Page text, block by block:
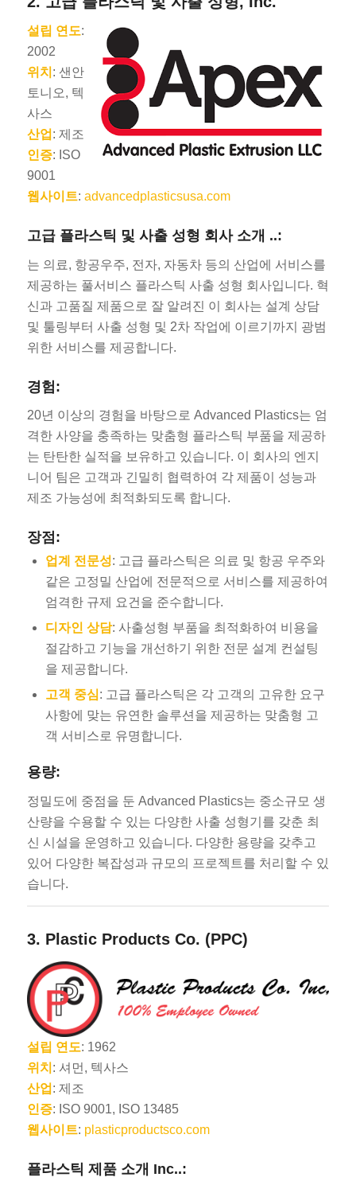
설립 연도:
2002
위치 : 샌안
토니오, 텍
사스
산업 : 제조
인증: ISO
9001
웹사이트: advancedplasticsusa.com
고급 플라스틱 및 사출 성형 회사 소개 ..:
는 의료, 항공우주, 전자, 자동차 등의 산업에 서비스를
제공하는 풀서비스 플라스틱 사출 성형 회사입니다. 혁
신과 고품질 제품으로 잘 알려진 이 회사는 설계 상담
및 툴링부터 사출 성형 및 2차 작업에 이르기까지 광범
위한 서비스를 제공합니다.
경험:
20년 이상의 경험을 바탕으로 Advanced Plastics는 엄
격한 사양을 충족하는 맞춤형 플라스틱 부품을 제공하
는 탄탄한 실적을 보유하고 있습니다. 이 회사의 엔지
니어 팀은 고객과 긴밀히 협력하여 각 제품이 성능과
제조 가능성에 최적화되도록 합니다.
장점:
업계 전문성: 고급 플라스틱은 의료 및 항공 우주와
같은 고정밀 산업에 전문적으로 서비스를 제공하여
엄격한 규제 요건을 준수합니다.
디자인 상담: 사출성형 부품을 최적화하여 비용을
절감하고 기능을 개선하기 위한 전문 설계 컨설팅
을 제공합니다.
고객 중심: 고급 플라스틱은 각 고객의 고유한 요구
사항에 맞는 유연한 솔루션을 제공하는 맞춤형 고
객 서비스로 유명합니다.
용량:
정밀도에 중점을 둔 Advanced Plastics는 중소규모 생
산량을 수용할 수 있는 다양한 사출 성형기를 갖춘 최
신 시설을 운영하고 있습니다. 다양한 용량을 갖추고
있어 다양한 복잡성과 규모의 프로젝트를 처리할 수 있
습니다.
3. Plastic Products Co. (PPC)
설립 연도: 1962
위치 : 셔먼, 텍사스
산업 : 제조
인증: ISO 9001, ISO 13485
웹사이트: plasticproductsco.com
플라스틱 제품 소개 Inc..: